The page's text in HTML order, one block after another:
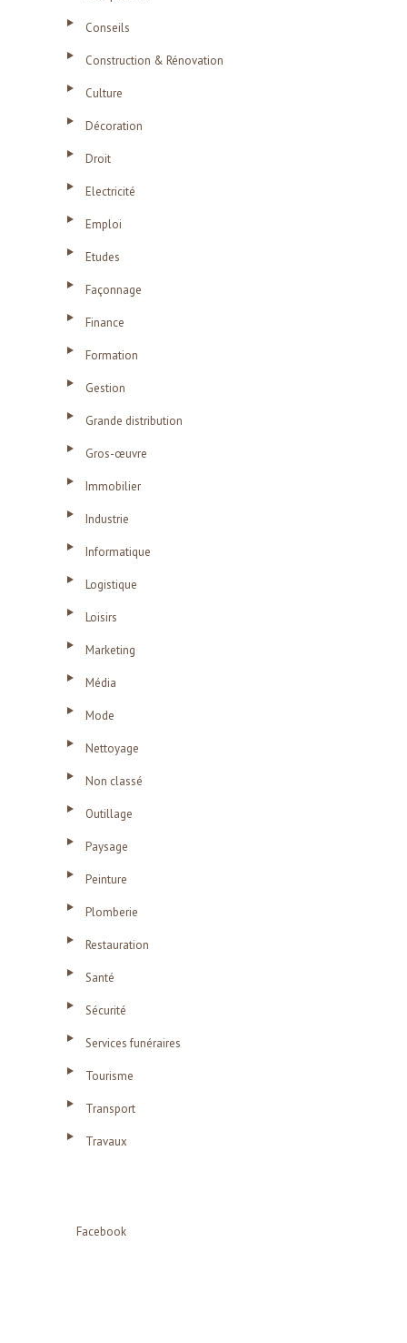
Conseils
Construction & Rénovation
Culture
Décoration
Droit
Electricité
Emploi
Etudes
Façonnage
Finance
Formation
Gestion
Grande distribution
Gros-œuvre
Immobilier
Industrie
Informatique
Logistique
Loisirs
Marketing
Média
Mode
Nettoyage
Non classé
Outillage
Paysage
Peinture
Plomberie
Restauration
Santé
Sécurité
Services funéraires
Tourisme
Transport
Travaux
Facebook